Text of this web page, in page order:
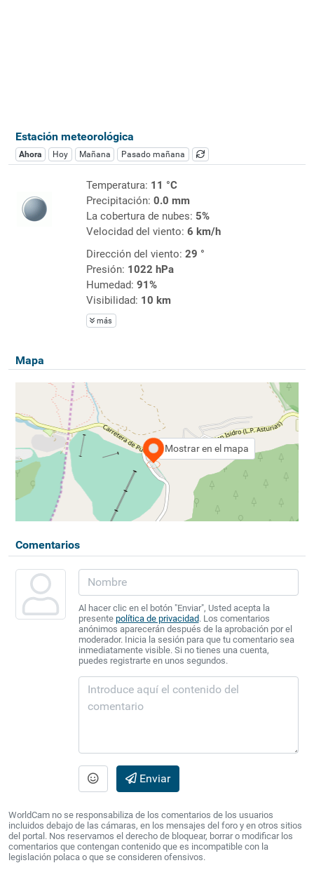
Estación meteorológica
Ahora Hoy Mañana Pasado mañana
Temperatura: 11 °C
Precipitación: 0.0 mm
La cobertura de nubes: 5%
Velocidad del viento: 6 km/h
Dirección del viento: 29 °
Presión: 1022 hPa
Humedad: 91%
Visibilidad: 10 km
más
Mapa
Mostrar en el mapa
Comentarios
Al hacer clic en el botón "Enviar", Usted acepta la
presente política de privacidad. Los comentarios
anónimos aparecerán después de la aprobación por el
moderador. Inicia la sesión para que tu comentario sea
inmediatamente visible. Si no tienes una cuenta,
puedes registrarte en unos segundos.
Enviar
WorldCam no se responsabiliza de los comentarios de los usuarios
incluidos debajo de las cámaras, en los mensajes del foro y en otros sitios
del portal. Nos reservamos el derecho de bloquear, borrar o modificar los
comentarios que contengan contenido que es incompatible con la
legislación polaca o que se consideren ofensivos.